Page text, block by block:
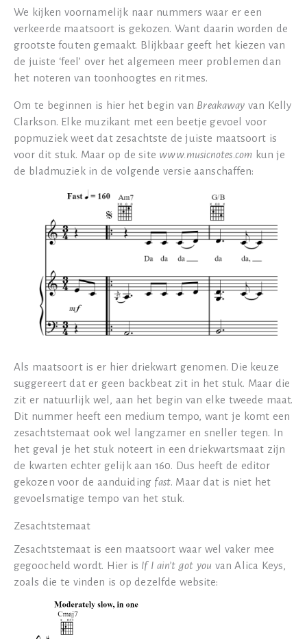
We kijken voornamelijk naar nummers waar er een
verkeerde maatsoort is gekozen. Want daarin worden de
grootste fouten gemaakt. Blijkbaar geeft het kiezen van
de juiste ‘feel’ over het algemeen meer problemen dan
het noteren van toonhoogtes en ritmes.
Om te beginnen is hier het begin van Breakaway van Kelly
Clarkson. Elke muzikant met een beetje gevoel voor
popmuziek weet dat zesachtste de juiste maatsoort is
voor dit stuk. Maar op de site www.musicnotes.comkun je
de bladmuziek in de volgende versie aanschaffen:
Als maatsoort is er hier driekwart genomen. Die keuze
suggereert dat er geen backbeat zit in het stuk. Maar die
zit er natuurlijk wel, aan het begin van elke tweede maat.
Dit nummer heeft een medium tempo, want je komt een
zesachtstemaat ook wel langzamer en sneller tegen. In
het geval je het stuk noteert in een driekwartsmaat zijn
de kwarten echter gelijk aan 160. Dus heeft de editor
gekozen voor de aanduiding fast. Maar dat is niet het
gevoelsmatige tempo van het stuk.
Zesachtstemaat
Zesachtstemaat is een maatsoort waar wel vaker mee
gegoocheld wordt. Hier is If I ain’t got you van Alica Keys,
zoals die te vinden is op dezelfde website: